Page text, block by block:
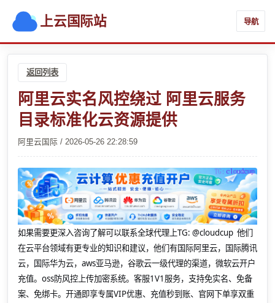
上云国际站 导航
返回列表
阿里云实名风控绕过 阿里云服务
目录标准化云资源提供
阿里云国际 / 2026-05-26 22:28:59
如果需要更深入咨询了解可以联系全球代理上TG: @cloudcup 他们
在云平台领域有更专业的知识和建议，他们有国际阿里云，国际腾讯
云，国际华为云，aws亚马逊，谷歌云一级代理的渠道，微软云开户
充值。oss防风控上传加密系统。客服1V1服务，支持免实名、免备
案、免绑卡。开通即享专属VIP优惠、充值秒到账、官网下单享双重